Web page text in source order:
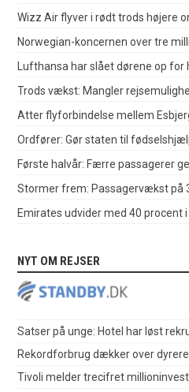
Wizz Air flyver i rødt trods højere
Norwegian-koncernen over tre
Lufthansa har slået dørene op
Trods vækst: Mangler
Atter flyforbindelse mellem
Ordfører: Gør staten til
Første halvår: Færre passagerer
Stormer frem: Passagervækst på
Emirates udvider med 40 procent
NYT OM REJSER
Satser på unge: Hotel har løst
Rekordforbrug dækker over
Tivoli melder trecifret